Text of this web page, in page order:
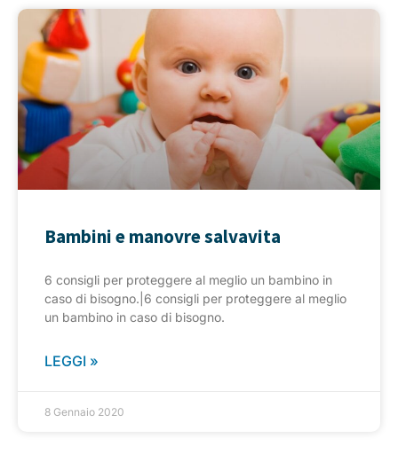
Bambini e manovre salvavita
6 consigli per proteggere al meglio un bambino in
caso di bisogno.|6 consigli per proteggere al meglio
un bambino in caso di bisogno.
LEGGI »
8 Gennaio 2020